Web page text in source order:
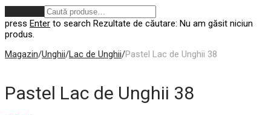
press Enter to search Rezultate de căutare: Nu am găsit niciun
produs.
Magazin/Unghii/Lac de Unghii/Pastel Lac de Unghii 38
Pastel Lac de Unghii 38